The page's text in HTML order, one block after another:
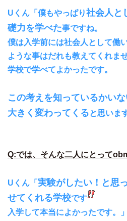
Uくん「僕もやっぱり社会人と
礎力を学べた事ですね。
僕は入学前には社会人として働
ような事はだれも教えてくれま
学校で学べてよかったです。
この考えを知っているかい
大きく変わってくると思いま
Q:では、そんな二人にとって
Uくん「 実験がしたい！と思
せてくれる学校です
入学して本当によかったです。」